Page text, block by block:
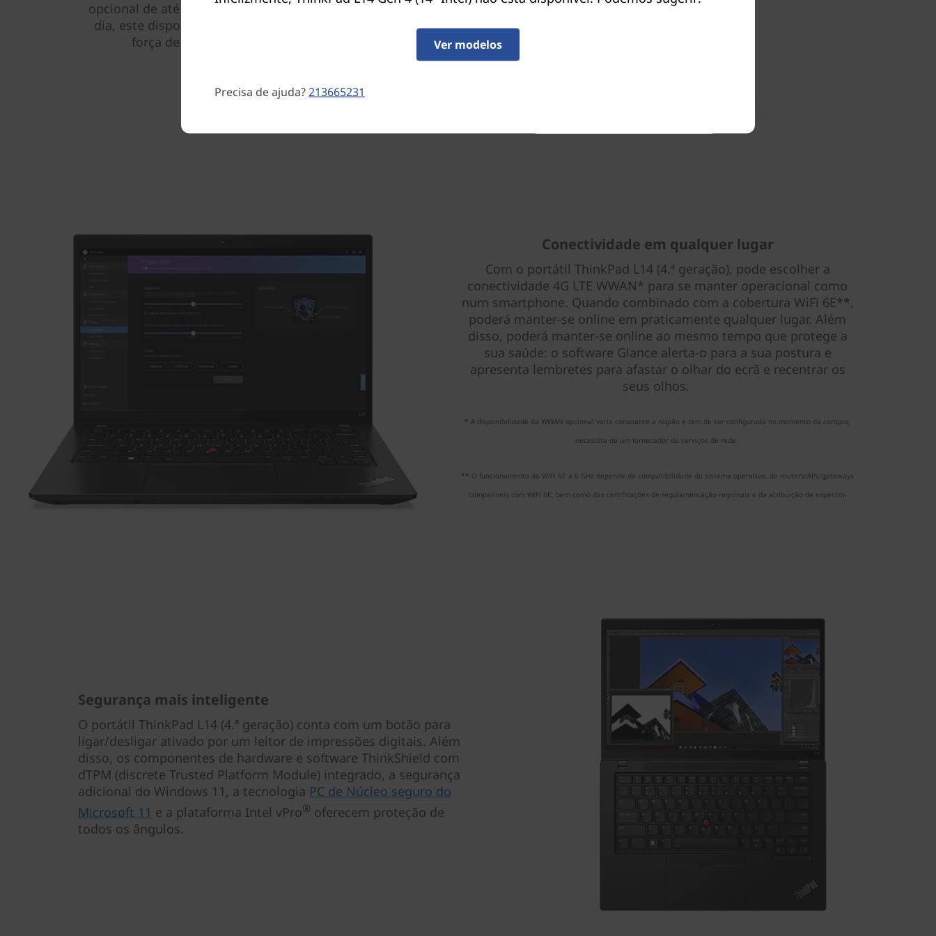
opcional de até 57 Whr para uma verdadeira bateria para todo o
dia, este dispositivo é um parceiro de alto desempenho para a
força de trabalho que trabalha em qualquer lugar.
Conectividade em qualquer lugar
Com o portátil ThinkPad L14 (4.ª geração), pode escolher a
conectividade 4G LTE WWAN* para se manter operacional como
num smartphone. Quando combinado com a cobertura WiFi 6E**,
poderá manter-se online em praticamente qualquer lugar. Além
disso, poderá manter-se online ao mesmo tempo que protege a
sua saúde: o software Glance alerta-o para a sua postura e
apresenta lembretes para afastar o olhar do ecrã e recentrar os
seus olhos.
* A disponibilidade da WWAN opcional varia consoante a região e tem de ser configurada no momento da compra;
necessita de um fornecedor de serviços de rede.
** O funcionamento do WiFi 6E a 6 GHz depende da compatibilidade do sistema operativo, de routers/APs/gateways
compatíveis com WiFi 6E, bem como das certificações de regulamentação regionais e da atribuição de espectro.
Segurança mais inteligente
O portátil ThinkPad L14 (4.ª geração) conta com um botão para
ligar/desligar ativado por um leitor de impressões digitais. Além
disso, os componentes de hardware e software ThinkShield com
dTPM (discrete Trusted Platform Module) integrado, a segurança
adicional do Windows 11, a tecnologia PC de Núcleo seguro do
Microsoft 11 e a plataforma Intel vPro® oferecem proteção de
todos os ângulos.
Ver modelos
Precisa de ajuda?213665231